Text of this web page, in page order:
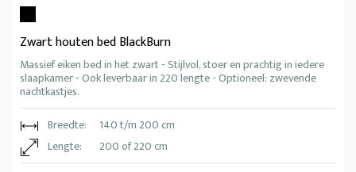
Zwart houten bed BlackBurn
Massief eiken bed in het zwart - Stijlvol, stoer en prachtig in iedere
slaapkamer - Ook leverbaar in 220 lengte - Optioneel: zwevende
nachtkastjes.
Breedte:
140 t/m 200 cm
Lengte:
200 of 220 cm